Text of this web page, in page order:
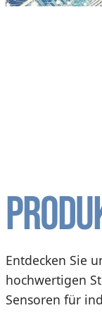
Entdecken Sie
hochwertigen
Sensoren für